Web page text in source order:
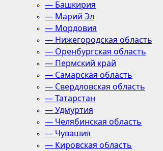
— Башкирия
— Марий Эл
— Мордовия
— Нижегородская область
— Оренбургская область
— Пермский край
— Самарская область
— Свердловская область
— Татарстан
— Удмуртия
— Челябинская область
— Чувашия
— Кировская область